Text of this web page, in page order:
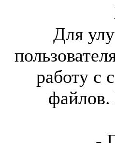
Для
работу с